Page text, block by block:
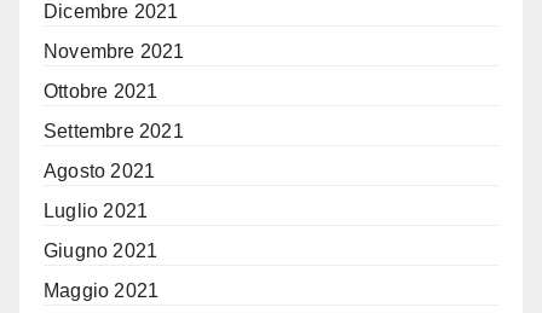
Dicembre 2021
Novembre 2021
Ottobre 2021
Settembre 2021
Agosto 2021
Luglio 2021
Giugno 2021
Maggio 2021